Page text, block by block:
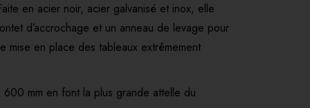
en acier noir, acier galvanisé et inox, elle
d’accrochage et un anneau de levage pour
mise en place des tableaux extrêmement
mm en font la plus grande attelle du